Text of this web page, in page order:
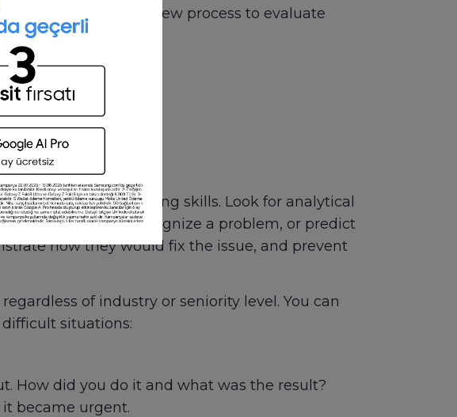
hire, use your interview process to evaluate
problem-solving skills. Look for analytical
hires who recognize a problem, or predict
how they would fix the issue, and prevent
of industry or seniority level. You can
situations:
How did you do it and what was the result?
became urgent.